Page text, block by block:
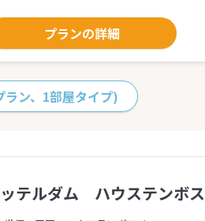
プランの詳細
ラン、1部屋タイプ)
テルダム ハウステンボス